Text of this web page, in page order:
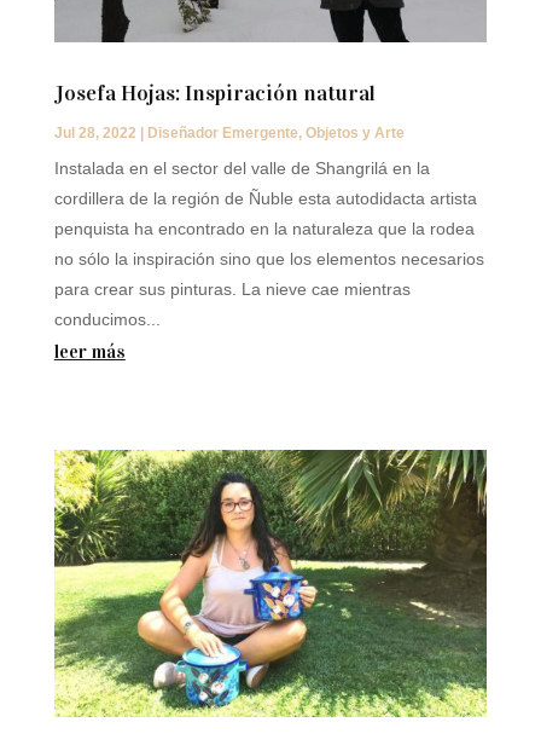
Josefa Hojas: Inspiración natural
Jul 28, 2022 Diseñador Emergente, Objetos y Arte
Instalada en el sector del valle de Shangrilá en la
cordillera de la región de Ñuble esta autodidacta artista
penquista ha encontrado en la naturaleza que la rodea
no sólo la inspiración sino que los elementos necesarios
para crear sus pinturas. La nieve cae mientras
conducimos...
leer más